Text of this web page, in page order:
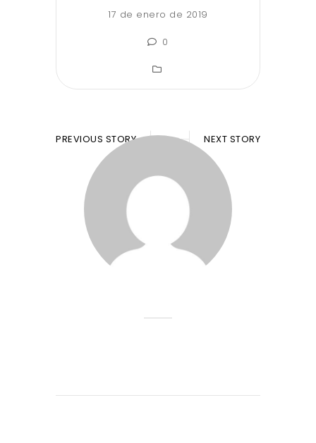
17 de enero de 2019
0
PREVIOUS STORY NEXT STORY